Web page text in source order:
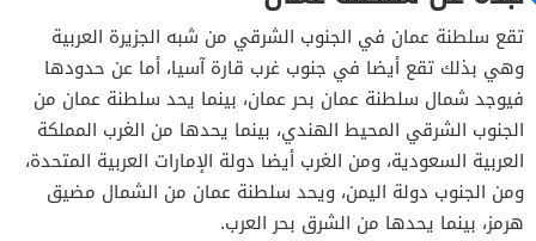
تقع سلطنة عمان في الجنوب الشرقي من شبه الجزيرة العربية
وهي بذلك تقع أيضا في جنوب غرب قارة آسيا، أما عن حدودها
فيوجد شمال سلطنة عمان بحر عمان، بينما يحد سلطنة عمان من
الجنوب الشرقي المحيط الهندي، بينما يحدها من الغرب المملكة
العربية السعودية، ومن الغرب أيضا دولة الإمارات العربية المتحدة،
ومن الجنوب دولة اليمن، ويحد سلطنة عمان من الشمال مضيق
هرمز، بينما يحدها من الشرق بحر العرب.